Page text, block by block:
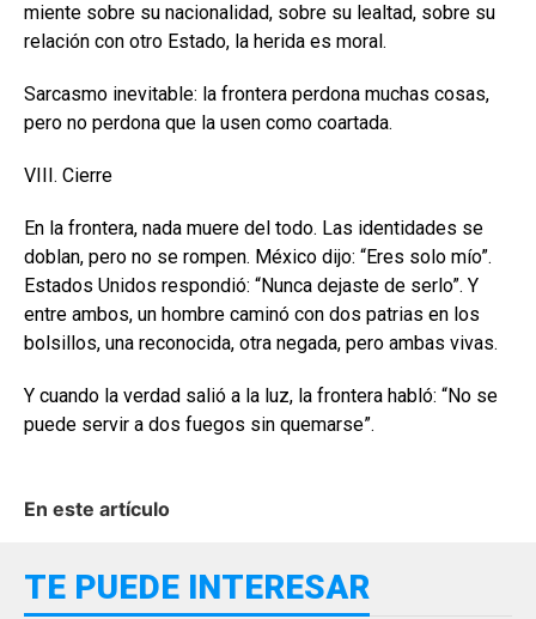
miente sobre su nacionalidad, sobre su lealtad, sobre su
relación con otro Estado, la herida es moral.
Sarcasmo inevitable: la frontera perdona muchas cosas,
pero no perdona que la usen como coartada.
VIII. Cierre
En la frontera, nada muere del todo. Las identidades se
doblan, pero no se rompen. México dijo: “Eres solo mío”.
Estados Unidos respondió: “Nunca dejaste de serlo”. Y
entre ambos, un hombre caminó con dos patrias en los
bolsillos, una reconocida, otra negada, pero ambas vivas.
Y cuando la verdad salió a la luz, la frontera habló: “No se
puede servir a dos fuegos sin quemarse”.
En este artículo
TE PUEDE INTERESAR